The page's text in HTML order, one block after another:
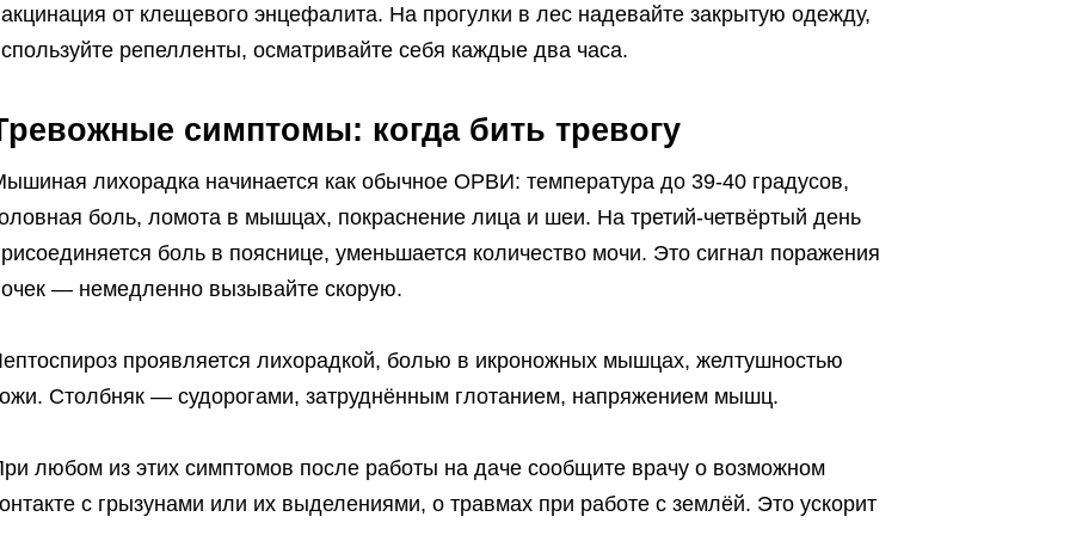
от клещевого энцефалита. На прогулки в лес надевайте закрытую одежду,
репелленты, осматривайте себя каждые два часа.
симптомы: когда бить тревогу
лихорадка начинается как обычное ОРВИ: температура до 39-40 градусов,
боль, ломота в мышцах, покраснение лица и шеи. На третий-четвёртый день
боль в пояснице, уменьшается количество мочи. Это сигнал поражения
— немедленно вызывайте скорую.
проявляется лихорадкой, болью в икроножных мышцах, желтушностью
Столбняк — судорогами, затруднённым глотанием, напряжением мышц.
любом из этих симптомов после работы на даче сообщите врачу о возможном
с грызунами или их выделениями, о травмах при работе с землёй. Это ускорит